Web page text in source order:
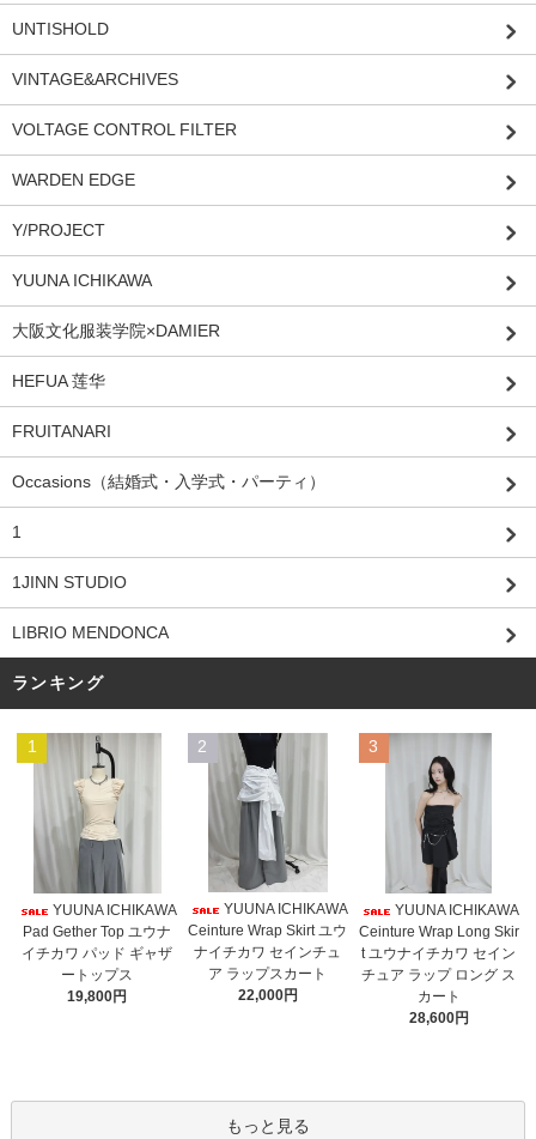
UNTISHOLD
VINTAGE&ARCHIVES
VOLTAGE CONTROL FILTER
WARDEN EDGE
Y/PROJECT
YUUNA ICHIKAWA
大阪文化服装学院×DAMIER
HEFUA 莲华
FRUITANARI
Occasions（結婚式・入学式・パーティ）
1
1JINN STUDIO
LIBRIO MENDONCA
ランキング
1
YUUNA ICHIKAWA
Pad Gether Top ユウナ
イチカワ パッド ギャザ
ートップス
19,800円
2
YUUNA ICHIKAWA
Ceinture Wrap Skirt ユウ
ナイチカワ セインチュ
ア ラップスカート
22,000円
3
YUUNA ICHIKAWA
Ceinture Wrap Long Skir
t ユウナイチカワ セイン
チュア ラップ ロング ス
カート
28,600円
もっと見る